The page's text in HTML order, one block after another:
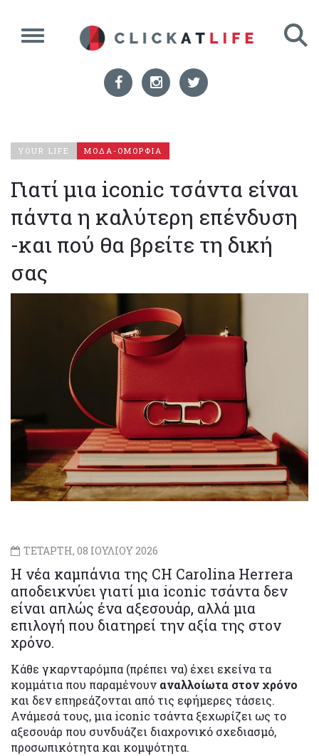
YOUR LIFE ΜΟΔΑ-ΟΜΟΡΦΙΑ
Γιατί μια iconic τσάντα είναι
πάντα η καλύτερη επένδυση
-και πού θα βρείτε τη δική
σας
ΤΕΤΑΡΤΗ, 08 ΙΟΥΛΙΟΥ 2026
Η νέα καμπάνια της CH Carolina Herrera
αποδεικνύει γιατί μια iconic τσάντα δεν
είναι απλώς ένα αξεσουάρ, αλλά μια
επιλογή που διατηρεί την αξία της στον
χρόνο.
Κάθε γκαρνταρόμπα (πρέπει να) έχει εκείνα τα
κομμάτια που παραμένουν αναλλοίωτα στον χρόνο
και δεν επηρεάζονται από τις εφήμερες τάσεις.
Ανάμεσά τους, μια iconic τσάντα ξεχωρίζει ως το
αξεσουάρ που συνδυάζει διαχρονικό σχεδιασμό,
προσωπικότητα και κομψότητα.